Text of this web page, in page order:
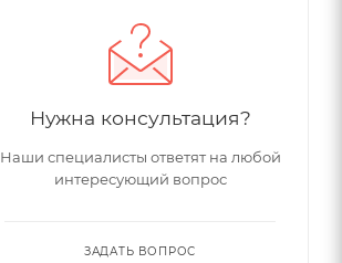
Нужна консультация?
Наши специалисты ответят на любой
интересующий вопрос
ЗАДАТЬ ВОПРОС